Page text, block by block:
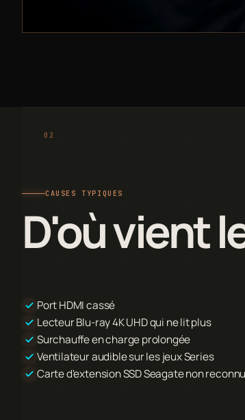
CAUSES TYPIQUES
D'où vient
Port HDMI cassé
Lecteur Blu-ray 4K UHD qui ne lit plus
Surchauffe en charge prolongée
Ventilateur audible sur les jeux Series
Carte d'extension SSD Seagate non